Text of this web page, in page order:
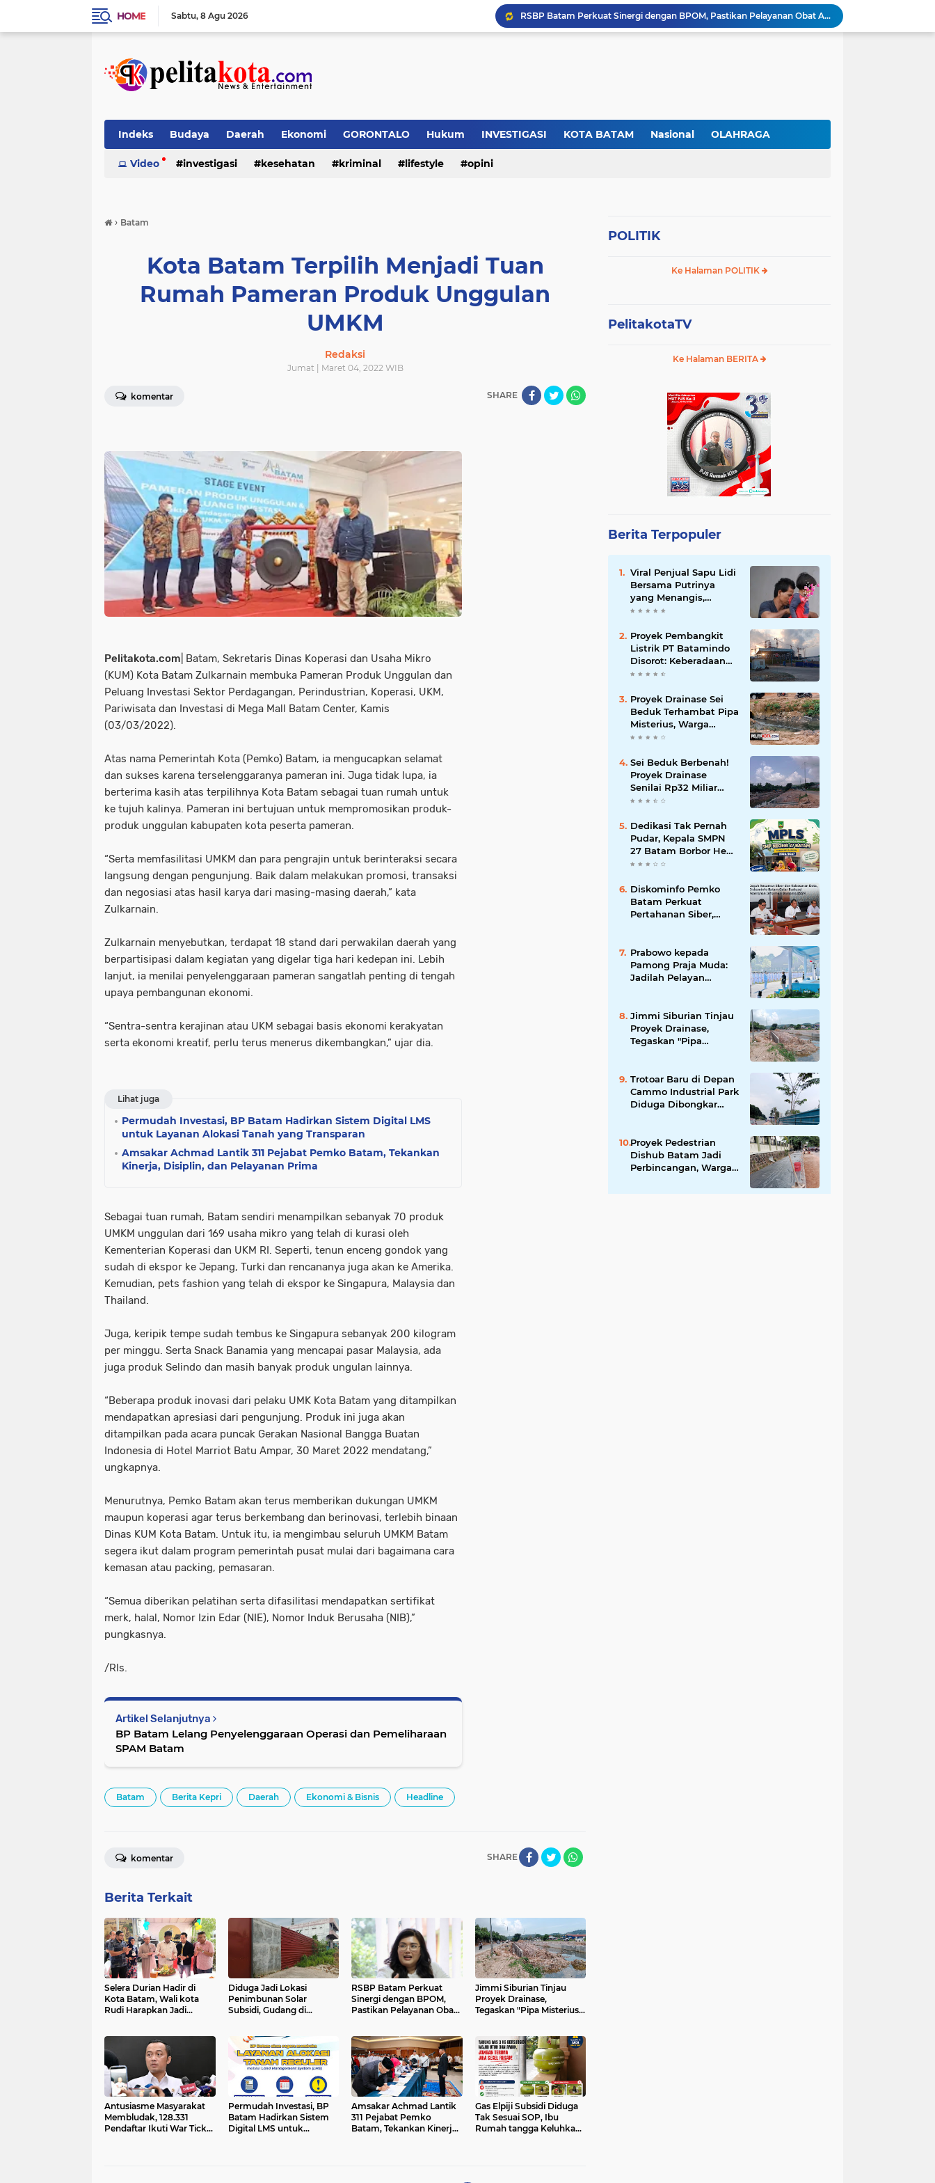
HOME Sabtu 8 Agu 2026
RSBP Batam Perkuat Sinergi dengan BPOM, Pastikan Pelayanan Obat Aman dan Bermutu
Jimmi Siburian Tinjau Proyek Drainase, Tegaskan "Pipa Misterius" Tak Boleh Hambat Pembangunan di Sei Beduk
Proyek Drainase Sei Beduk Terhambat Pipa Misterius, Warga Desak Pemerintah Buka Hasil Uji Sampel Air
Indeks Budaya Daerah Ekonomi GORONTALO Hukum INVESTIGASI KOTA BATAM Nasional OLAHRAGA
Pendidikan Politik Sosial
Video investigasi kesehatan kriminal lifestyle opini
› Batam
Kota Batam Terpilih Menjadi Tuan
Rumah Pameran Produk Unggulan
UMKM
Redaksi
Jumat | Maret 04, 2022 WIB
komentar SHARE
Pelitakota.com | Batam, Sekretaris Dinas Koperasi dan Usaha Mikro
(KUM) Kota Batam Zulkarnain membuka Pameran Produk Unggulan dan
Peluang Investasi Sektor Perdagangan, Perindustrian, Koperasi, UKM,
Pariwisata dan Investasi di Mega Mall Batam Center, Kamis
(03/03/2022).
Atas nama Pemerintah Kota (Pemko) Batam, ia mengucapkan selamat
dan sukses karena terselenggaranya pameran ini. Juga tidak lupa, ia
berterima kasih atas terpilihnya Kota Batam sebagai tuan rumah untuk
ke tujuh kalinya. Pameran ini bertujuan untuk mempromosikan produk-
produk unggulan kabupaten kota peserta pameran.
“Serta memfasilitasi UMKM dan para pengrajin untuk berinteraksi secara
langsung dengan pengunjung. Baik dalam melakukan promosi, transaksi
dan negosiasi atas hasil karya dari masing-masing daerah,” kata
Zulkarnain.
Zulkarnain menyebutkan, terdapat 18 stand dari perwakilan daerah yang
berpartisipasi dalam kegiatan yang digelar tiga hari kedepan ini. Lebih
lanjut, ia menilai penyelenggaraan pameran sangatlah penting di tengah
upaya pembangunan ekonomi.
“Sentra-sentra kerajinan atau UKM sebagai basis ekonomi kerakyatan
serta ekonomi kreatif, perlu terus menerus dikembangkan,” ujar dia.
Lihat juga
Permudah Investasi, BP Batam Hadirkan Sistem Digital LMS
untuk Layanan Alokasi Tanah yang Transparan
Amsakar Achmad Lantik 311 Pejabat Pemko Batam, Tekankan
Kinerja, Disiplin, dan Pelayanan Prima
Sebagai tuan rumah, Batam sendiri menampilkan sebanyak 70 produk
UMKM unggulan dari 169 usaha mikro yang telah di kurasi oleh
Kementerian Koperasi dan UKM RI. Seperti, tenun enceng gondok yang
sudah di ekspor ke Jepang, Turki dan rencananya juga akan ke Amerika.
Kemudian, pets fashion yang telah di ekspor ke Singapura, Malaysia dan
Thailand.
Juga, keripik tempe sudah tembus ke Singapura sebanyak 200 kilogram
per minggu. Serta Snack Banamia yang mencapai pasar Malaysia, ada
juga produk Selindo dan masih banyak produk ungulan lainnya.
“Beberapa produk inovasi dari pelaku UMK Kota Batam yang ditampilkan
mendapatkan apresiasi dari pengunjung. Produk ini juga akan
ditampilkan pada acara puncak Gerakan Nasional Bangga Buatan
Indonesia di Hotel Marriot Batu Ampar, 30 Maret 2022 mendatang,”
ungkapnya.
Menurutnya, Pemko Batam akan terus memberikan dukungan UMKM
maupun koperasi agar terus berkembang dan berinovasi, terlebih binaan
Dinas KUM Kota Batam. Untuk itu, ia mengimbau seluruh UMKM Batam
segera ikut dalam program pemerintah pusat mulai dari bagaimana cara
kemasan atau packing, pemasaran.
“Semua diberikan pelatihan serta difasilitasi mendapatkan sertifikat
merk, halal, Nomor Izin Edar (NIE), Nomor Induk Berusaha (NIB),”
pungkasnya.
/Rls.
Artikel Selanjutnya
BP Batam Lelang Penyelenggaraan Operasi dan Pemeliharaan
SPAM Batam
Batam Berita Kepri Daerah Ekonomi & Bisnis Headline
SHARE
komentar
Berita Terkait
Selera Durian Hadir di
Kota Batam, Wali kota
Rudi Harapkan Jadi
Diduga Jadi Lokasi
Penimbunan Solar
Subsidi, Gudang di
Diminta Bertindak
RSBP Batam Perkuat
Sinergi dengan BPOM,
Pastikan Pelayanan Obat
Jimmi Siburian Tinjau
Proyek Drainase,
Tegaskan "Pipa Misterius"
Beduk
Antusiasme Masyarakat
Membludak, 128.331
Pendaftar Ikuti War Ticket
Permudah Investasi, BP
Batam Hadirkan Sistem
Digital LMS untuk
Amsakar Achmad Lantik
311 Pejabat Pemko
Batam, Tekankan Kinerja,
Gas Elpiji Subsidi Diduga
Tak Sesuai SOP, Ibu
Rumah tangga Keluhkan
POLITIK
Ke Halaman POLITIK
PelitakotaTV
Ke Halaman BERITA
Berita Terpopuler
Viral Penjual Sapu Lidi
Bersama Putrinya
yang Menangis,
Tamparan Keras di
Korupsi
Proyek Pembangkit
Listrik PT Batamindo
Disorot: Keberadaan
TKA Tiongkok dan
Wartawan Jadi
Perhatian
Proyek Drainase Sei
Beduk Terhambat Pipa
Misterius, Warga
Desak Pemerintah
Air
Sei Beduk Berbenah!
Proyek Drainase
Senilai Rp32 Miliar
Diharapkan Jadi Solusi
Dedikasi Tak Pernah
Pudar, Kepala SMPN
27 Batam Borbor Hehe
Tua Pasaribu Tuai
Murid
Diskominfo Pemko
Batam Perkuat
Pertahanan Siber,
Informasi Pemerintah
Prabowo kepada
Pamong Praja Muda:
Jadilah Pelayan
Korupsi
Jimmi Siburian Tinjau
Proyek Drainase,
Tegaskan "Pipa
Pembangunan di Sei
Beduk
Trotoar Baru di Depan
Cammo Industrial Park
Diduga Dibongkar
Proyek Pedestrian
Dishub Batam Jadi
Perbincangan, Warga